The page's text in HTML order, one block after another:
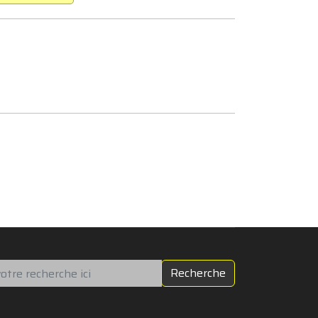
Recherche